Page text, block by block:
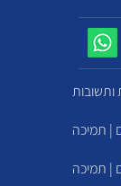
ותשובות
| תמיכה
| תמיכה